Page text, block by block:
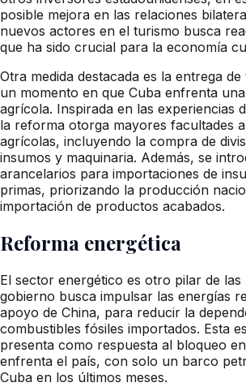
posible mejora en las relaciones
nuevos actores en el turismo busca
que ha sido crucial para la economía
Otra medida destacada es la entrega
un momento en que Cuba enfrenta
agrícola. Inspirada en las experiencias
la reforma otorga mayores facultades
agrícolas, incluyendo la compra de
insumos y maquinaria. Además, se
arancelarios para importaciones de
primas, priorizando la producción
importación de productos acabados.
Reforma energética
El sector energético es otro pilar de las
gobierno busca impulsar las energías
apoyo de China, para reducir la
combustibles fósiles importados. Esta
presenta como respuesta al bloqueo
enfrenta el país, con solo un barco
Cuba en los últimos meses.